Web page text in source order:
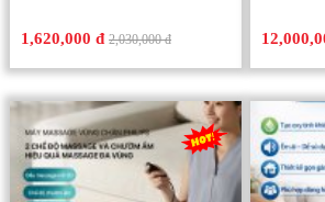
1,620,000 đ 2,030,000 đ